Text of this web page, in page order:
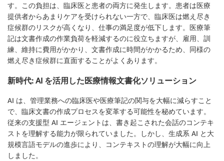
す。この負担は、臨床医と患者の両方に発生します。患者は医療
提供者からあまりケアを受けられない一方で、臨床医は燃え尽き
症候群のリスクが高くなり、仕事の満足度が低下します。医療筆
記は文書作成の作業負荷を軽減するのに役立ちますが、雇用、訓
練、維持に費用がかかり、文書作成に時間がかかるため、同様の
燃え尽き症候群に直面することがよくあります。
新時代: AI を活用した医療情報文書化ソリューション
AI は、管理業務への臨床医や医療筆記の関与を大幅に減らすこと
で、臨床文書の作成プロセスを変革する可能性を秘めています。
従来の支援型 AI エージェントは、書き起こされた会話のコンテキ
ストを理解する能力が限られていました。しかし、生成系 AI と大
規模言語モデルの進歩により、コンテキストの理解が大幅に向上
しました。